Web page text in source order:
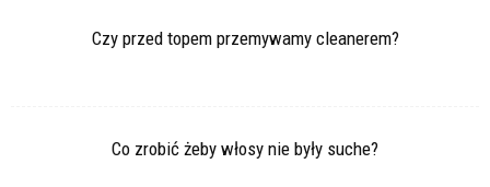
Czy przed topem przemywamy cleanerem?
Co zrobić żeby włosy nie były suche?